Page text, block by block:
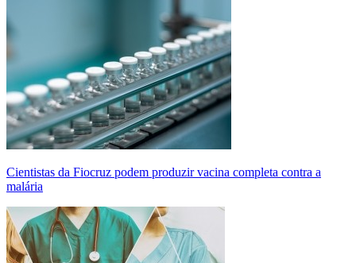
Cientistas da Fiocruz podem produzir vacina completa contra a
malária